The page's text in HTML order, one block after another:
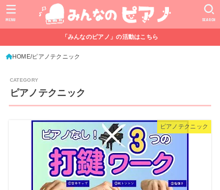
SEARCH
MENU
「みんなのピアノ」の活動はこちら
HOME ピアノテクニック
ピアノテクニック
ピアノテクニック